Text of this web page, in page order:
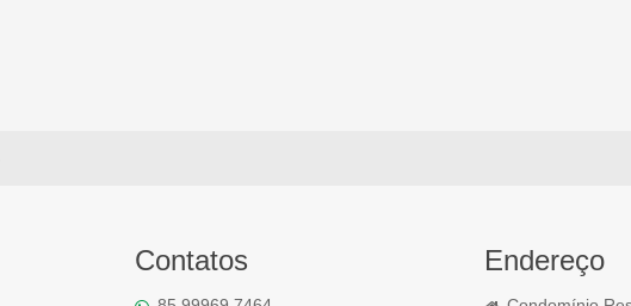
Contatos Endereço